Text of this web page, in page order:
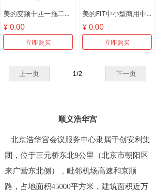
美的变频十匹一拖二MDV-250W/SN1-8R1
¥ 0.00
立即购买
美的FIT中小型商用中央空调
¥ 0.00
立即购买
上一页 下一页
1/2
顺义浩华宫
北京浩华宫会议服务中心隶属于创安利集
团，位于三元桥东北9公里（北京市朝阳区
来广营东北侧），毗邻机场高速和京顺
路，占地面积45000平方米，建筑面积近万